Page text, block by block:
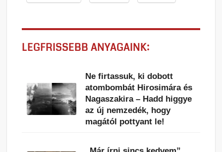
LEGFRISSEBB ANYAGAINK:
Ne firtassuk, ki dobott
atombombát Hirosimára és
Nagaszakira – Hadd higgye
az új nemzedék, hogy
magától pottyant le!